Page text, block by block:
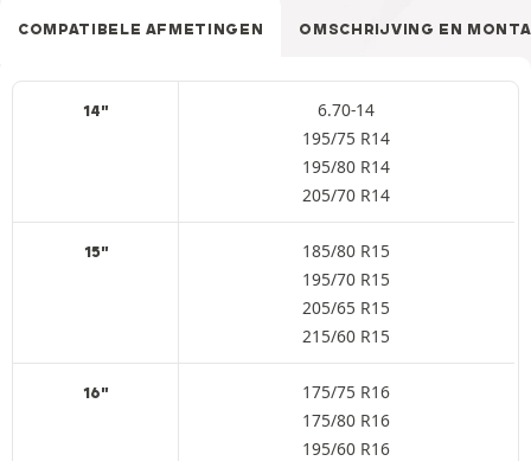
COMPATIBELE AFMETINGEN OMSCHRIJVING EN
14"
6.70-14
195/75 R14
195/80 R14
205/70 R14
15"
185/80 R15
195/70 R15
205/65 R15
215/60 R15
16"
175/75 R16
175/80 R16
195/60 R16